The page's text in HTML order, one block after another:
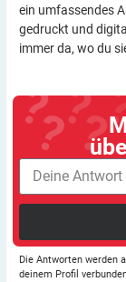
ein umfassendes
gedruckt und
immer da, wo du
Die Antworten werden
deinem Profil